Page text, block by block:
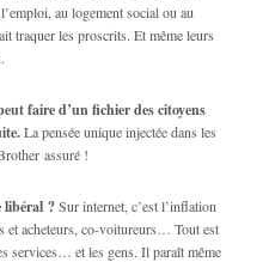
au logement social ou au
traquer les proscrits. Et même leurs
faire d’un fichier des citoyens
La pensée unique injectée dans les
assuré !
libéral ?Sur internet, c’est l’inflation
et acheteurs, co-voitureurs… Tout est
services… et les gens. Il paraît même